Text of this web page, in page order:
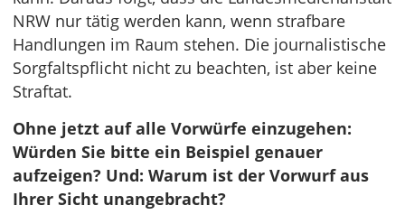
NRW nur tätig werden kann, wenn strafbare
Handlungen im Raum stehen. Die journalistische
Sorgfaltspflicht nicht zu beachten, ist aber keine
Straftat.
Ohne jetzt auf alle Vorwürfe einzugehen:
Würden Sie bitte ein Beispiel genauer
aufzeigen? Und: Warum ist der Vorwurf aus
Ihrer Sicht unangebracht?